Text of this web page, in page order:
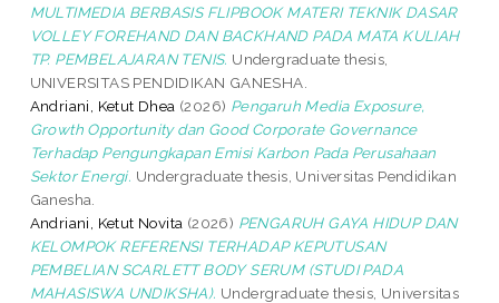
MULTIMEDIA BERBASIS FLIPBOOK MATERI TEKNIK DASAR
VOLLEY FOREHAND DAN BACKHAND PADA MATA KULIAH
TP. PEMBELAJARAN TENIS. Undergraduate thesis,
UNIVERSITAS PENDIDIKAN GANESHA.
Andriani, Ketut Dhea (2026) Pengaruh Media Exposure,
Growth Opportunity dan Good Corporate Governance
Terhadap Pengungkapan Emisi Karbon Pada Perusahaan
Sektor Energi. Undergraduate thesis, Universitas Pendidikan
Ganesha.
Andriani, Ketut Novita (2026) PENGARUH GAYA HIDUP DAN
KELOMPOK REFERENSI TERHADAP KEPUTUSAN
PEMBELIAN SCARLETT BODY SERUM (STUDI PADA
MAHASISWA UNDIKSHA). Undergraduate thesis, Universitas